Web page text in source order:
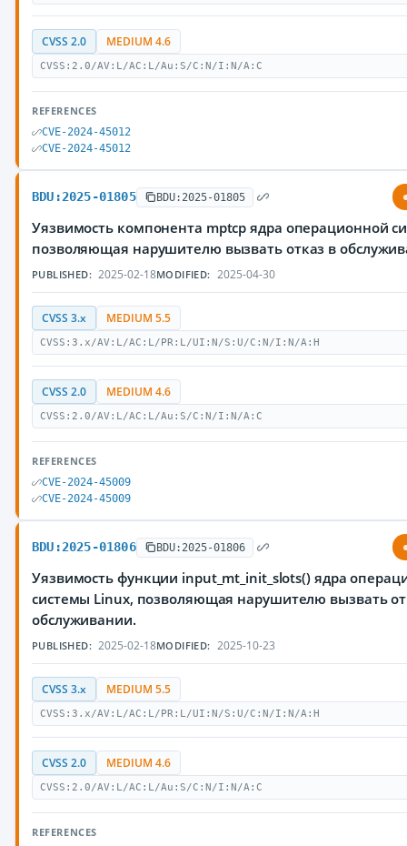
CVSS 2.0 MEDIUM 4.6
CVSS:2.0/AV:L/AC:L/Au:S/C:N/I:N/A:C
REFERENCES
CVE-2024-45012
CVE-2024-45012
BDU:2025-01805 BDU:2025-01805
Уязвимость компонента mptcp ядра операционной
позволяющая нарушителю вызвать отказ в
PUBLISHED: 2025-02-18MODIFIED: 2025-04-30
CVSS 3.x MEDIUM 5.5
CVSS:3.x/AV:L/AC:L/PR:L/UI:N/S:U/C:N/I:N/A:H
CVSS 2.0 MEDIUM 4.6
CVSS:2.0/AV:L/AC:L/Au:S/C:N/I:N/A:C
REFERENCES
CVE-2024-45009
CVE-2024-45009
BDU:2025-01806 BDU:2025-01806
Уязвимость функции input_mt_init_slots() ядра
системы Linux, позволяющая нарушителю вызвать
обслуживании.
PUBLISHED: 2025-02-18MODIFIED: 2025-10-23
CVSS 3.x MEDIUM 5.5
CVSS:3.x/AV:L/AC:L/PR:L/UI:N/S:U/C:N/I:N/A:H
CVSS 2.0 MEDIUM 4.6
CVSS:2.0/AV:L/AC:L/Au:S/C:N/I:N/A:C
REFERENCES